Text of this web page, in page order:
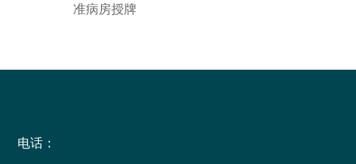
准病房授牌
电话：